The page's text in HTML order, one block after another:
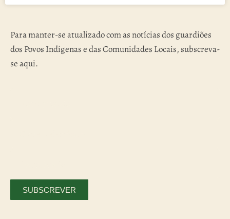
Para manter-se atualizado com as notícias dos guardiões
dos Povos Indígenas e das Comunidades Locais, subscreva-
se aqui.
SUBSCREVER